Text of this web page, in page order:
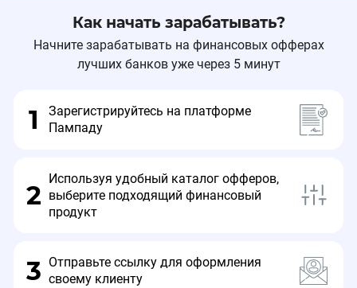
Как начать зарабатывать?
Начните зарабатывать на финансовых офферах
лучших банков уже через 5 минут
1
Зарегистрируйтесь на платформе
Пампаду
2
Используя удобный каталог офферов,
выберите подходящий финансовый
продукт
3 Отправьте ссылку для оформления
своему клиенту